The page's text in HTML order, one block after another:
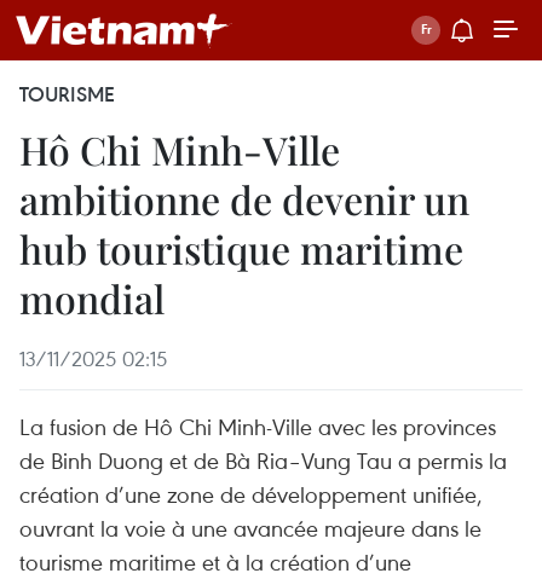
TOURISME
Hô Chi Minh-Ville
ambitionne de devenir un
hub touristique maritime
mondial
13/11/2025 02:15
La fusion de Hô Chi Minh-Ville avec les provinces
de Binh Duong et de Bà Ria–Vung Tau a permis la
création d’une zone de développement unifiée,
ouvrant la voie à une avancée majeure dans le
tourisme maritime et à la création d’une